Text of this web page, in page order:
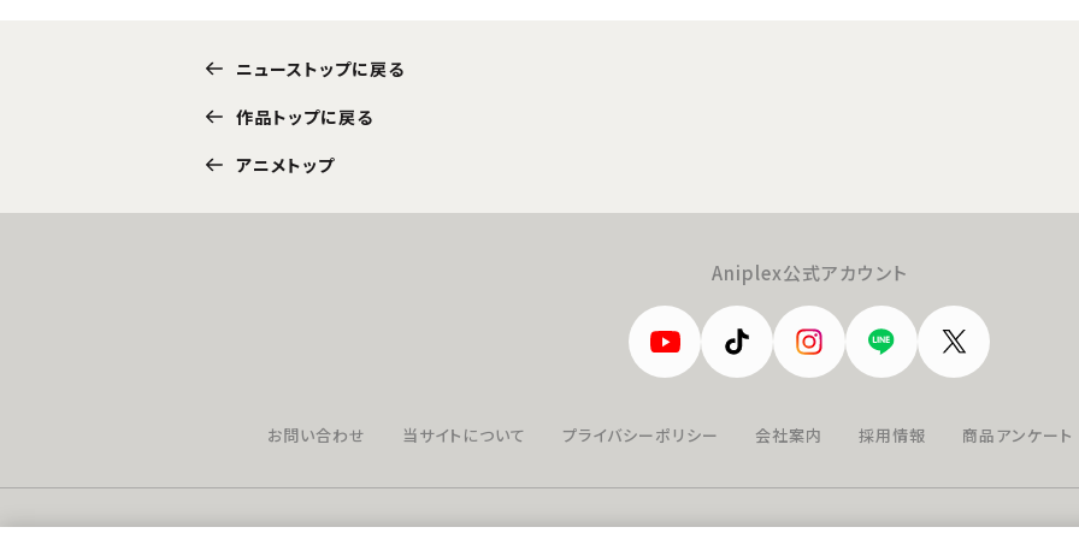
ニューストップに戻る
作品トップに戻る
アニメトップ
Aniplex公式アカウント
お問い合わせ 当サイトについて プライバシーポリシー 会社案内 採用情報 商品アンケート